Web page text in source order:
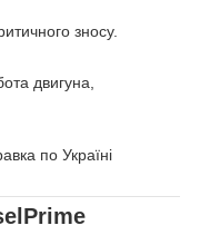
зносу.
двигуна,
по Україні